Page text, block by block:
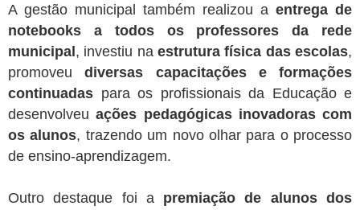
A gestão municipal também realizou a entrega de
notebooks a todos os professores da rede
municipal , investiu na estrutura física das escolas,
promoveudiversas capacitações e formações
continuadas para os profissionais da Educação e
desenvolveuações pedagógicas inovadoras com
os alunos, trazendo um novo olhar para o processo
de ensino-aprendizagem.
Outro destaque foi a premiação de alunos dos